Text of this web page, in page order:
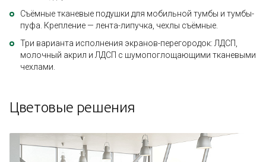
Съёмные тканевые подушки для мобильной тумбы и тумбы-
пуфа. Крепление — лента-липучка, чехлы съёмные.
Три варианта исполнения экранов-перегородок: ЛДСП,
молочный акрил и ЛДСП с шумопоглощающими тканевыми
чехлами.
Цветовые решения